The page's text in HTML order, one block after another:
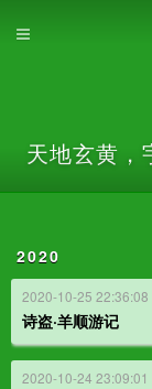
天地玄黄，
2020
2020-10-25 22:36:08
诗盗·羊顺游记
2020-10-24 23:09:01
首页
关于